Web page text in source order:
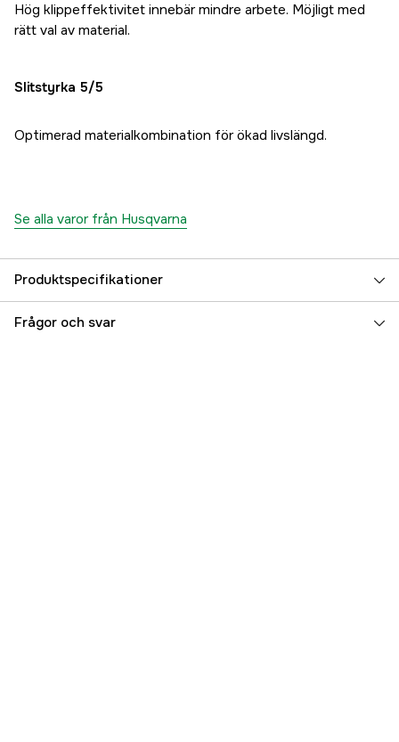
Hög klippeffektivitet innebär mindre arbete. Möjligt med
rätt val av material.
Slitstyrka 5/5
Optimerad materialkombination för ökad livslängd.
Se alla varor från Husqvarna
Produktspecifikationer
Centrumhål Röjsåg 25 mm
Frågor och svar